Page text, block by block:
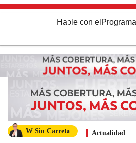
Hable con el Programa
W Sin Carreta Actualidad